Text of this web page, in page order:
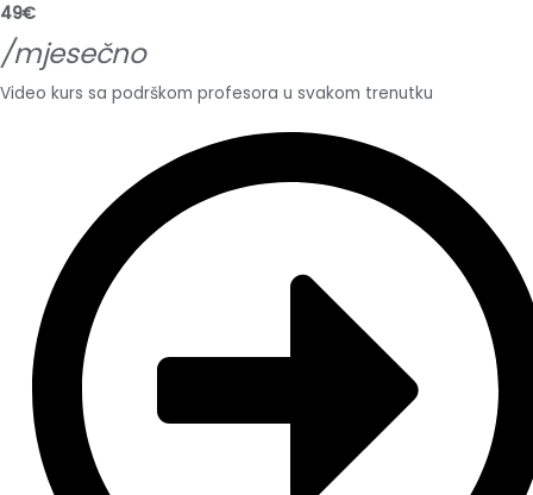
49€
/mjesečno
Video kurs sa podrškom profesora u svakom trenutku